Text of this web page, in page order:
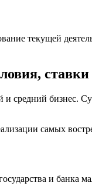
текущей
средний
самых
и банка